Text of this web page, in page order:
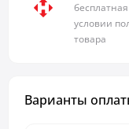
условии
товара
Варианты